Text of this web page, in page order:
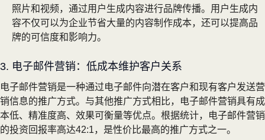
照片和视频，通过用户生成内容进行品牌传播。用户生成内
容不仅可以为企业节省大量的内容制作成本，还可以提高品
牌的可信度和影响力。
3. 电子邮件营销：低成本维护客户关系
电子邮件营销是一种通过电子邮件向潜在客户和现有客户发送营
销信息的推广方式。与其他推广方式相比，电子邮件营销具有成
本低、精准度高、效果可衡量等优点。根据统计，电子邮件营销
的投资回报率高达42:1，是性价比最高的推广方式之一。